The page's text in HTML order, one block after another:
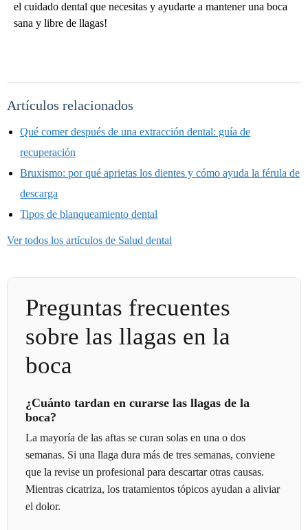
el cuidado dental que necesitas y ayudarte a mantener una boca
sana y libre de llagas!
Artículos relacionados
Qué comer después de una extracción dental: guía de
recuperación
Bruxismo: por qué aprietas los dientes y cómo ayuda la férula de
descarga
Tipos de blanqueamiento dental
Ver todos los artículos de Salud dental
Preguntas frecuentes
sobre las llagas en la
boca
¿Cuánto tardan en curarse las llagas de la
boca?
La mayoría de las aftas se curan solas en una o dos
semanas. Si una llaga dura más de tres semanas, conviene
que la revise un profesional para descartar otras causas.
Mientras cicatriza, los tratamientos tópicos ayudan a aliviar
el dolor.